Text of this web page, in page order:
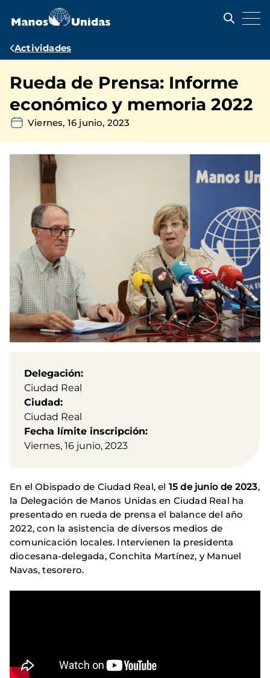
contenido
Ruta
navegación
Actividades
Rueda de Prensa: Informe
económico y memoria 2022
Viernes, 16 junio, 2023
Delegación
Ciudad Real
Ciudad
Ciudad Real
Fecha límite inscripción
Viernes, 16 junio, 2023
En el Obispado de Ciudad Real, el 15 de junio de 2023,
la Delegación de Manos Unidas en Ciudad Real ha
presentado en rueda de prensa el balance del año
2022, con la asistencia de diversos medios de
comunicación locales. Intervienen la presidenta
diocesana-delegada, Conchita Martínez, y Manuel
Navas, tesorero.